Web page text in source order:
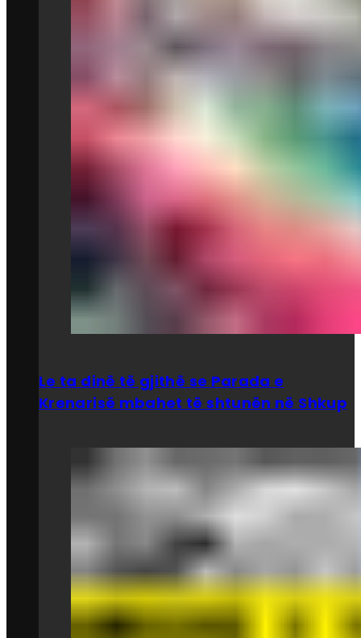
Le ta dinë të gjithë se Parada e
Krenarisë mbahet të shtunën në Shkup